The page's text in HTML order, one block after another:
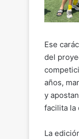
Ese
del
años,
y
facilita la
La